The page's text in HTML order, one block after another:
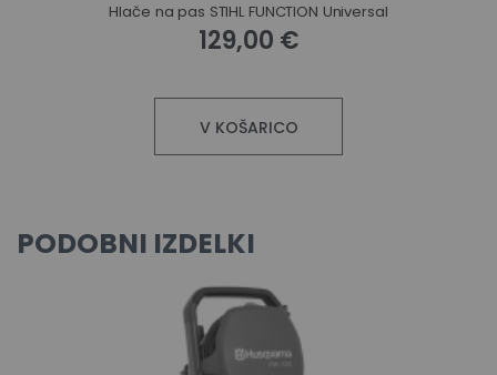
Hlače na pas STIHL FUNCTION Universal
129,00 €
V KOŠARICO
PODOBNI IZDELKI